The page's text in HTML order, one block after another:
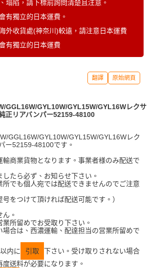
塌陷，請下標前詢問清楚且注意。
有獨立的日本運費。
外收貨處(神奈川)較遠，請注意日本運費
有獨立的日本運費
翻譯 原始網頁
GGL16W/GYL10W/GYL15W/GYL16Wレクサ
正リアバンパー52159-48100
GGL16W/GYL10W/GYL15W/GYL16Wレク
ー52159-48100です。
輸商業貨物となります。事業者様のみ配送で
たら必ず、お知らせ下さい。
所でも個人宛では配送できませんのでご注意
号をつけて頂ければ配送可能です。）
。
所留めでお受取り下さい。
場合は、西濃運輸、配達担当の営業所留めで
内に
引取
下さい。受け取りされない場合
送料が必要になります。